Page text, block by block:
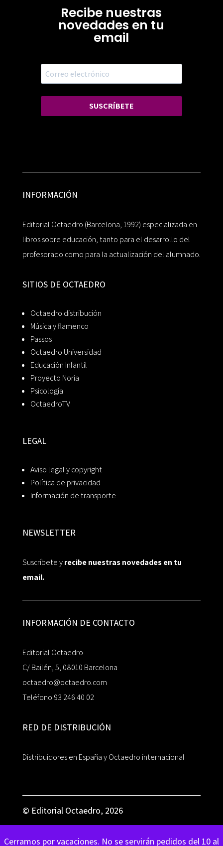
Cerramos por vacaciones. No se servirán pedidos del 10 al
Recibe nuestras
novedades en tu
email
SUSCRÍBETE
INFORMACIÓN
Editorial Octaedro (Barcelona, 1992) especializada en
libros sobre educación, tanto para el desarrollo del
profesorado como para la actualización del alumnado.
SITIOS DE OCTAEDRO
Octaedro distribución
Música y flamenco
Passos
Octaedro Universidad
Educación Infantil
Proyecto Noria
Psicología
OctaedroTV
LEGAL
Aviso legal y copyright
Política de privacidad
Información de transporte
NEWSLETTER
Suscríbete yrecibe nuestras novedades en tu
email.
INFORMACIÓN DE CONTACTO
Editorial Octaedro
C/ Bailén, 5, 08010 Barcelona
octaedro@octaedro.com
Teléfono 93 246 40 02
RED DE DISTRIBUCIÓN
Distribuidores en España y Octaedro internacional
© Editorial Octaedro, 2026